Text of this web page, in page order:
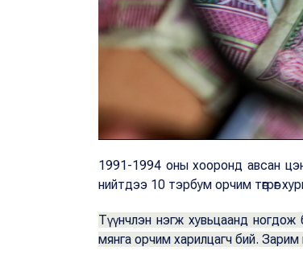
1991-1994 оны хооронд авсан
нийтдээ 10 тэрбум орчим төгрөг
Түүнчлэн нэгж хувьцаанд ногдож
мянга орчим харилцагч бий. Зарим